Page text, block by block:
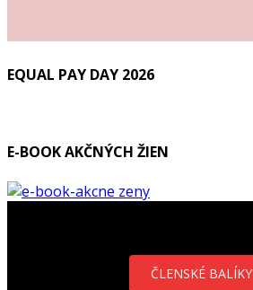
EQUAL PAY DAY 2026
E-BOOK AKČNÝCH ŽIEN
ČLENSKÉ BALÍKY